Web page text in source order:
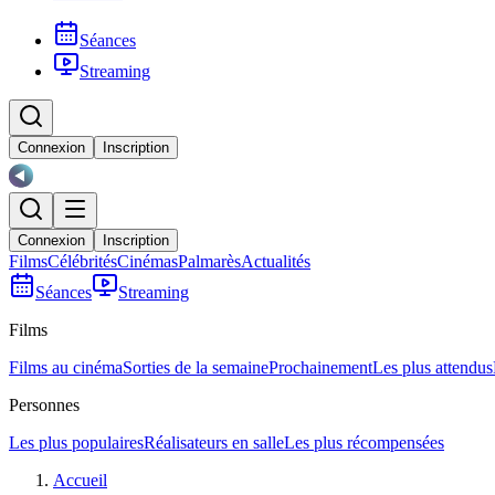
Séances
Streaming
Connexion Inscription
Connexion Inscription
FilmsCélébritésCinémasPalmarèsActualités
Séances
Streaming
Films
Films au cinémaSorties de la semaineProchainementLes plus attendus
Personnes
Les plus populairesRéalisateurs en salleLes plus récompensées
Accueil